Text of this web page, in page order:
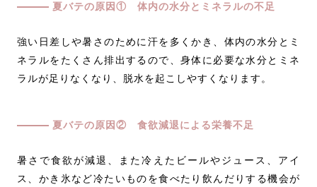
夏バテの原因① 体内の水分とミネラルの不足
強い日差しや暑さのために汗を多くかき、体内の水分とミ
ネラルをたくさん排出するので、身体に必要な水分とミネ
ラルが足りなくなり、脱水を起こしやすくなります。
夏バテの原因② 食欲減退による栄養不足
暑さで食欲が減退、また冷えたビールやジュース、アイ
ス、かき氷など冷たいものを食べたり飲んだりする機会が